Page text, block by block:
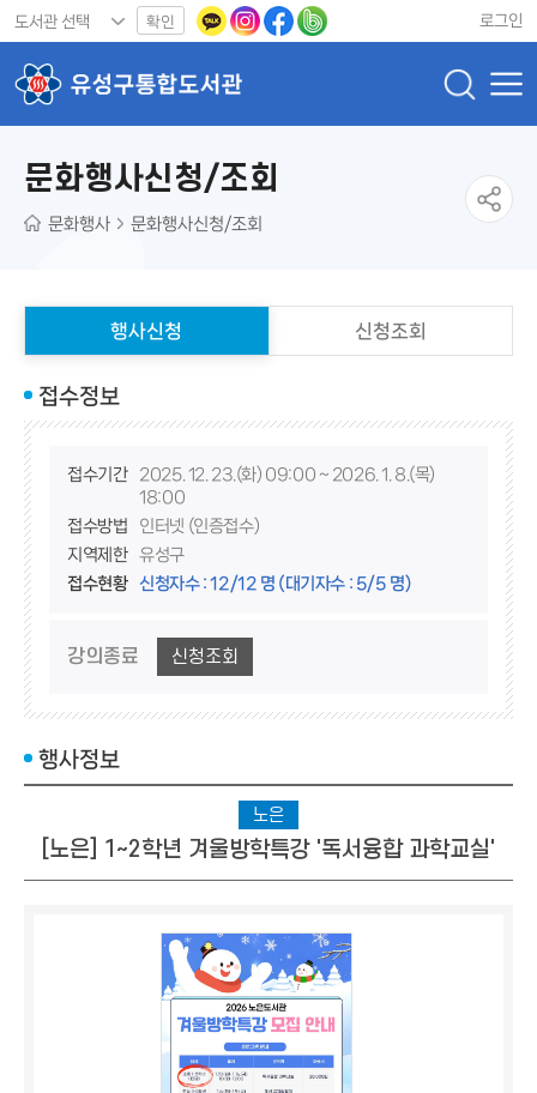
확인 로그인
문화행사신청/조회
문화행사 문화행사신청/조회
행사신청 신청조회
접수정보
접수기간
2025. 12. 23.(화) 09:00 ~ 2026. 1. 8.(목)
18:00
접수방법
인터넷 (인증접수)
지역제한
유성구
접수현황
신청자수 : 12/12 명 (대기자수 : 5/5 명)
강의종료 신청조회
행사정보
노은
[노은] 1~2학년 겨울방학특강 '독서융합 과학교실'